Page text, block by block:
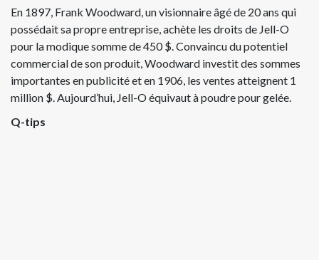
En 1897, Frank Woodward, un visionnaire âgé de 20 ans qui
possédait sa propre entreprise, achète les droits de Jell-O
pour la modique somme de 450 $. Convaincu du potentiel
commercial de son produit, Woodward investit des sommes
importantes en publicité et en 1906, les ventes atteignent 1
million $. Aujourd’hui, Jell-O équivaut à poudre pour gelée.
Q-tips